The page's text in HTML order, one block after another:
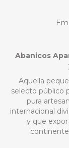
Abanicos
Aquella
selecto público
pura
internacional
y que